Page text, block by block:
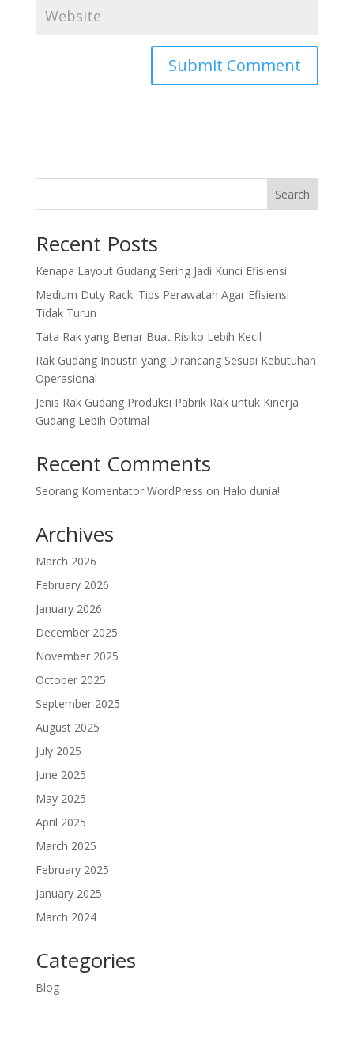
Search
Recent Posts
Kenapa Layout Gudang Sering Jadi Kunci Efisiensi
Medium Duty Rack: Tips Perawatan Agar Efisiensi
Tidak Turun
Tata Rak yang Benar Buat Risiko Lebih Kecil
Rak Gudang Industri yang Dirancang Sesuai Kebutuhan
Operasional
Jenis Rak Gudang Produksi Pabrik Rak untuk Kinerja
Gudang Lebih Optimal
Recent Comments
Seorang Komentator WordPress on Halo dunia!
Archives
March 2026
February 2026
January 2026
December 2025
November 2025
October 2025
September 2025
August 2025
July 2025
June 2025
May 2025
April 2025
March 2025
February 2025
January 2025
March 2024
Categories
Blog